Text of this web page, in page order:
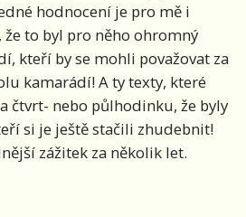
hodnocení je pro mě i
že to byl pro něho ohromný
kteří by se mohli považovat za
kamarádí! A ty texty, které
čtvrt- nebo půlhodinku, že byly
si je ještě stačili zhudebnit!
zážitek za několik let.